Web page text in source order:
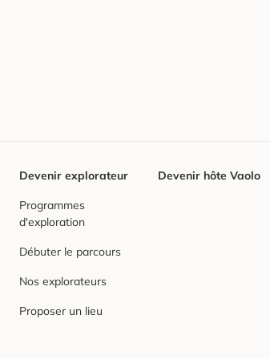
Devenir explorateur
Programmes
d'exploration
Débuter le parcours
Nos explorateurs
Proposer un lieu
Devenir hôte Vaolo